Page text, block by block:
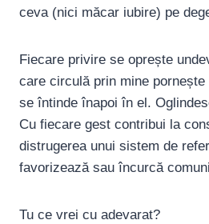
ceva (nici măcar iubire) pe
Fiecare privire se oprește
care circulă prin mine
se întinde înapoi în el.
Cu fiecare gest contribui la
distrugerea unui sistem de
favorizează sau încurcă
Tu ce vrei cu adevarat?